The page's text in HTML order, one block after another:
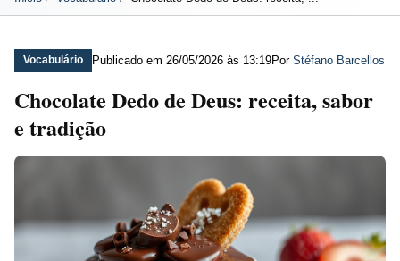
Vocabulário Publicado em 26/05/2026 às 13:19Por Stéfano Barcellos
Chocolate Dedo de Deus: receita, sabor
e tradição